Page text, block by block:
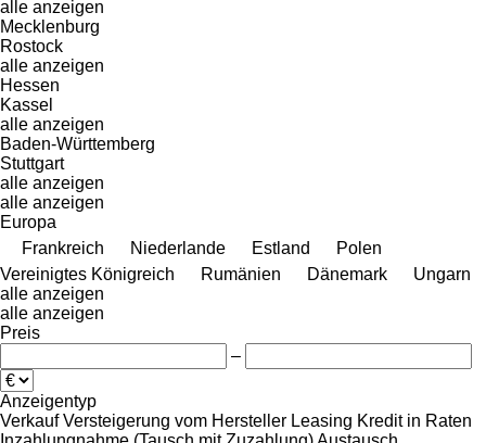
alle anzeigen
Mecklenburg
Rostock
alle anzeigen
Hessen
Kassel
alle anzeigen
Baden-Württemberg
Stuttgart
alle anzeigen
alle anzeigen
Europa
Frankreich
Niederlande Estland
Polen
Vereinigtes Königreich
Rumänien Dänemark
Ungarn
alle anzeigen
alle anzeigen
Preis
–
Anzeigentyp
Verkauf Versteigerung vom Hersteller Leasing Kredit in Raten